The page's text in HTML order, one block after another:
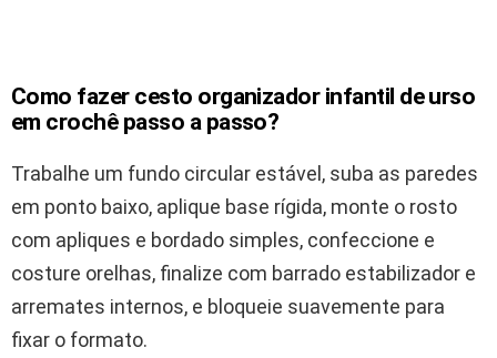
Como fazer cesto organizador infantil de urso
em crochê passo a passo?
Trabalhe um fundo circular estável, suba as paredes
em ponto baixo, aplique base rígida, monte o rosto
com apliques e bordado simples, confeccione e
costure orelhas, finalize com barrado estabilizador e
arremates internos, e bloqueie suavemente para
fixar o formato.